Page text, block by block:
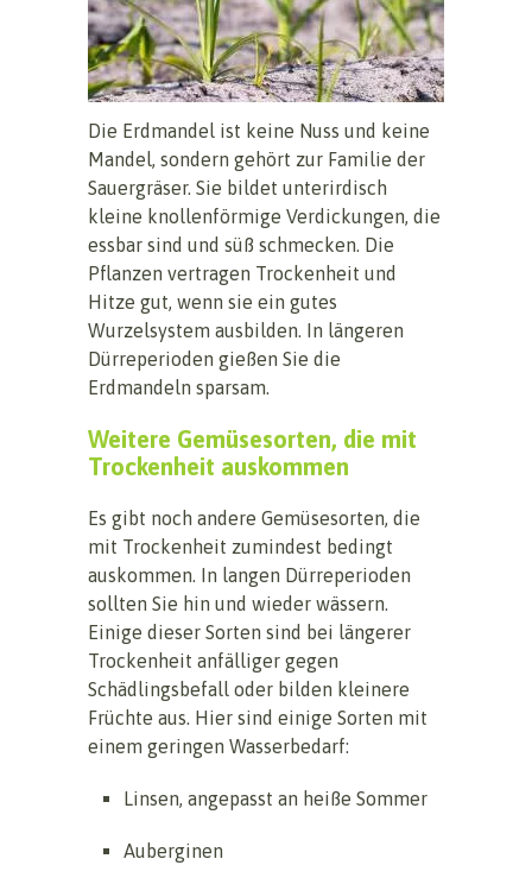
Die Erdmandel ist keine Nuss und keine
Mandel, sondern gehört zur Familie der
Sauergräser. Sie bildet unterirdisch
kleine knollenförmige Verdickungen, die
essbar sind und süß schmecken. Die
Pflanzen vertragen Trockenheit und
Hitze gut, wenn sie ein gutes
Wurzelsystem ausbilden. In längeren
Dürreperioden gießen Sie die
Erdmandeln sparsam.
Weitere Gemüsesorten, die mit
Trockenheit auskommen
Es gibt noch andere Gemüsesorten, die
mit Trockenheit zumindest bedingt
auskommen. In langen Dürreperioden
sollten Sie hin und wieder wässern.
Einige dieser Sorten sind bei längerer
Trockenheit anfälliger gegen
Schädlingsbefall oder bilden kleinere
Früchte aus. Hier sind einige Sorten mit
einem geringen Wasserbedarf:
Linsen, angepasst an heiße Sommer
Auberginen